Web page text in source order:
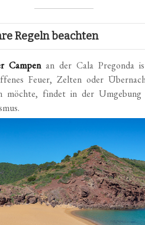
Regeln beachten
Campenan der Cala Pregonda
Feuer, Zelten oder
möchte, findet in der